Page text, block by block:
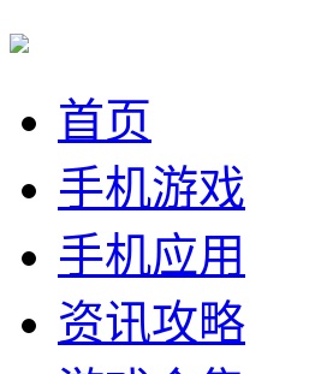
首页
手机游戏
手机应用
资讯攻略